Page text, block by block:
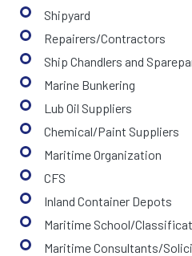
Shipyard
Repairers/Contractors
Ship Chandlers and
Marine Bunkering
Lub Oil Suppliers
Chemical/Paint Suppliers
Maritime Organization
CFS
Inland Container Depots
Maritime School/
Maritime Consultants/